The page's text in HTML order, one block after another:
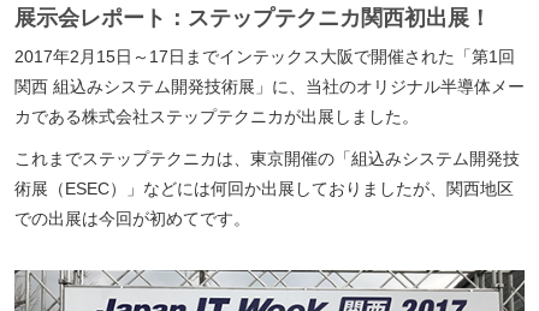
展示会レポート：ステップテクニカ関西初出展！
2017年2月15日～17日までインテックス大阪で開催された「第1回
関西 組込みシステム開発技術展」に、当社のオリジナル半導体メー
カである株式会社ステップテクニカが出展しました。
これまでステップテクニカは、東京開催の「組込みシステム開発技
術展（ESEC）」などには何回か出展しておりましたが、関西地区
での出展は今回が初めてです。